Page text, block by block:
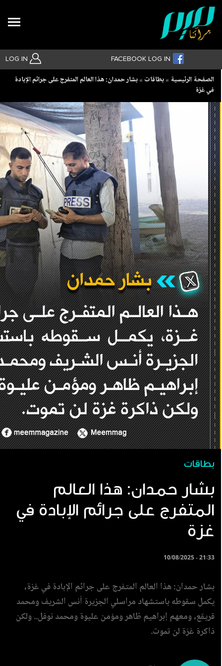
LOG IN FACEBOOK LOG IN
بحث متقدم
Breadcrumb
الصفحة الرئيسية بطاقات
بشار حمدان: هذا العالم المتفرج على جرائم الإبادة
في غزة
بطاقات
بشار حمدان: هذا العالم
المتفرج على جرائم الإبادة في
غزة
10/08/2025 - 21:33
بشار حمدان: هذا العالم المتفرج على جرائم الإبادة في غزة،
يكمل سقوطه باستشهاد مراسلي الجزيرة أنس الشريف ومحمد
قريقع، ومعهم إبراهيم ظاهر ومؤمن عليوة ومحمد نوفل.. ولكن
ذاكرة غزة لن تموت.